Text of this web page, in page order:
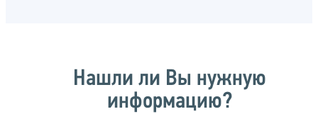
Нашли ли Вы нужную
информацию?